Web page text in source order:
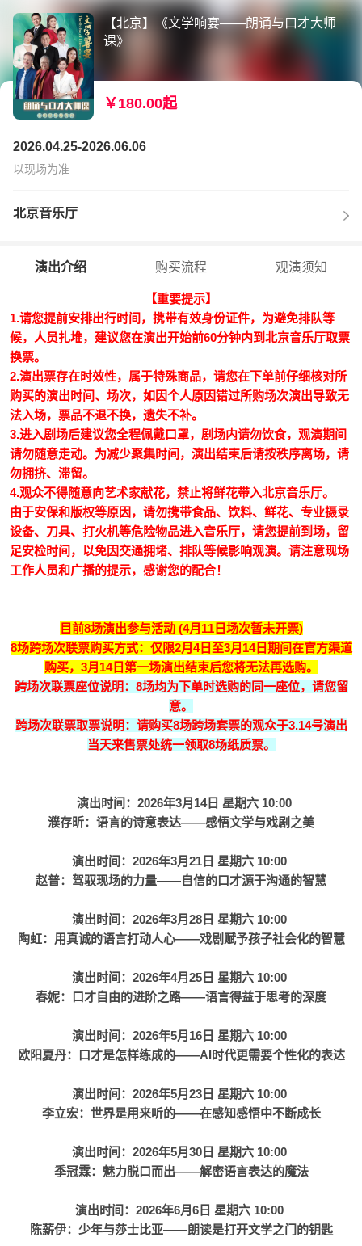
【北京】《文学响宴——朗诵与口才大师
课》
￥180.00起
2026.04.25-2026.06.06
以现场为准
北京音乐厅
演出介绍 购买流程 观演须知
【重要提示】
1.请您提前安排出行时间，携带有效身份证件，为避免排队等
候，人员扎堆，建议您在演出开始前60分钟内到北京音乐厅取票
换票。
2.演出票存在时效性，属于特殊商品，请您在下单前仔细核对所
购买的演出时间、场次，如因个人原因错过所购场次演出导致无
法入场，票品不退不换，遗失不补。
3.进入剧场后建议您全程佩戴口罩，剧场内请勿饮食，观演期间
请勿随意走动。为减少聚集时间，演出结束后请按秩序离场，请
勿拥挤、滞留。
4.观众不得随意向艺术家献花，禁止将鲜花带入北京音乐厅。
由于安保和版权等原因，请勿携带食品、饮料、鲜花、专业摄录
设备、刀具、打火机等危险物品进入音乐厅，请您提前到场，留
足安检时间，以免因交通拥堵、排队等候影响观演。请注意现场
工作人员和广播的提示，感谢您的配合！
目前8场演出参与活动 (4月11日场次暂未开票)
8场跨场次联票购买方式：仅限2月4日至3月14日期间在官方渠道
购买，3月14日第一场演出结束后您将无法再选购。
跨场次联票座位说明：8场均为下单时选购的同一座位，请您留
意。
跨场次联票取票说明：请购买8场跨场套票的观众于3.14号演出
当天来售票处统一领取8场纸质票。
演出时间：2026年3月14日 星期六 10:00
濮存昕：语言的诗意表达——感悟文学与戏剧之美
演出时间：2026年3月21日 星期六 10:00
赵普：驾驭现场的力量——自信的口才源于沟通的智慧
演出时间：2026年3月28日 星期六 10:00
陶虹：用真诚的语言打动人心——戏剧赋予孩子社会化的智慧
演出时间：2026年4月25日 星期六 10:00
春妮：口才自由的进阶之路——语言得益于思考的深度
演出时间：2026年5月16日 星期六 10:00
欧阳夏丹：口才是怎样练成的——AI时代更需要个性化的表达
演出时间：2026年5月23日 星期六 10:00
李立宏：世界是用来听的——在感知感悟中不断成长
演出时间：2026年5月30日 星期六 10:00
季冠霖：魅力脱口而出——解密语言表达的魔法
演出时间：2026年6月6日 星期六 10:00
陈薪伊：少年与莎士比亚——朗读是打开文学之门的钥匙